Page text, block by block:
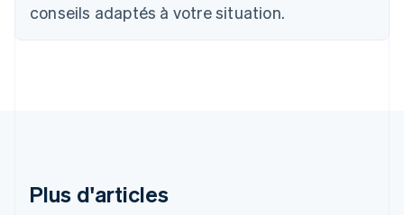
conseils adaptés à votre situation.
Plus d'articles
Bulgarie
Canada
Danemark
English